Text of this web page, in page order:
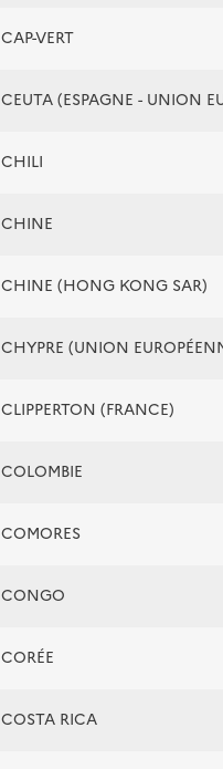
CAP-VERT
CEUTA (ESPAGNE - UNION
CHILI
CHINE
CHINE (HONG KONG SAR)
CHYPRE (UNION
CLIPPERTON (FRANCE)
COLOMBIE
COMORES
CONGO
CORÉE
COSTA RICA